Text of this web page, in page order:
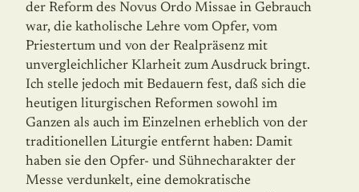
der Reform des Novus Ordo Missae in Gebrauch
war, die katholische Lehre vom Opfer, vom
Priestertum und von der Realpräsenz mit
unvergleichlicher Klarheit zum Ausdruck bringt.
Ich stelle jedoch mit Bedauern fest, daß sich die
heutigen liturgischen Reformen sowohl im
Ganzen als auch im Einzelnen erheblich von der
traditionellen Liturgie entfernt haben: Damit
haben sie den Opfer- und Sühnecharakter der
Messe ver­dunkelt, eine demokratische